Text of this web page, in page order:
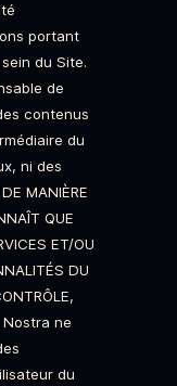
portant
du Site.
de
contenus
du
ni des
MANIÈRE
QUE
ET/OU
DU
Nostra ne
du